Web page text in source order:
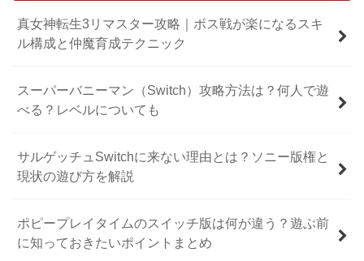
真女神転生3リマスター攻略｜ボス戦が楽になるスキ
ル構成と仲魔育成テクニック
スーパーバニーマン（Switch）攻略方法は？何人で遊
べる？レベルについても
サルゲッチュSwitchに来ない理由とは？ソニー版権と
現状の遊び方を解説
ポピープレイタイムのスイッチ版は何が違う？遊ぶ前
に知っておきたいポイントまとめ